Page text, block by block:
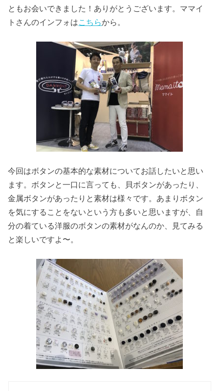
ともお会いできました！ありがとうございます。ママイ
トさんのインフォはこちらから。
今回はボタンの基本的な素材についてお話したいと思い
ます。ボタンと一口に言っても、貝ボタンがあったり、
金属ボタンがあったりと素材は様々です。あまりボタン
を気にすることをないという方も多いと思いますが、自
分の着ている洋服のボタンの素材がなんのか、見てみる
と楽しいですよ〜。